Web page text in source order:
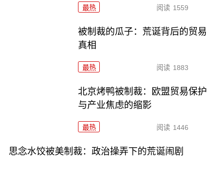
最热 阅读 1559
被制裁的瓜子：荒诞背后的贸易
真相
最热 阅读 1883
北京烤鸭被制裁：欧盟贸易保护
与产业焦虑的缩影
最热 阅读 1446
思念水饺被美制裁：政治操弄下的荒诞闹剧